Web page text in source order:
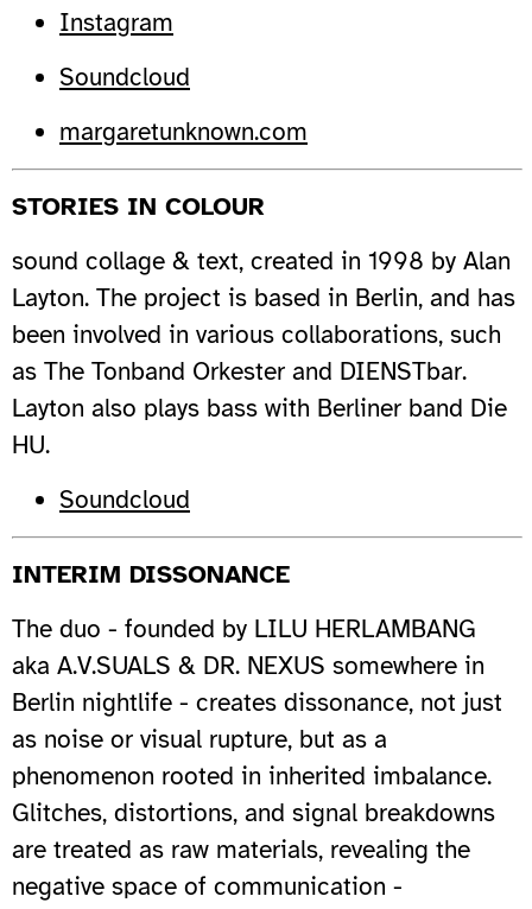
Instagram
Soundcloud
margaretunknown.com
STORIES IN COLOUR
sound collage & text, created in 1998 by Alan
Layton. The project is based in Berlin, and has
been involved in various collaborations, such
as The Tonband Orkester and DIENSTbar.
Layton also plays bass with Berliner band Die
HU.
Soundcloud
INTERIM DISSONANCE
The duo - founded by LILU HERLAMBANG
aka A.V.SUALS & DR. NEXUS somewhere in
Berlin nightlife - creates dissonance, not just
as noise or visual rupture, but as a
phenomenon rooted in inherited imbalance.
Glitches, distortions, and signal breakdowns
are treated as raw materials, revealing the
negative space of communication -